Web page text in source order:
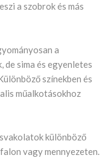
a szobrok és más
a
sima és egyenletes
színekben és
műalkotásokhoz
különböző
vagy mennyezeten.